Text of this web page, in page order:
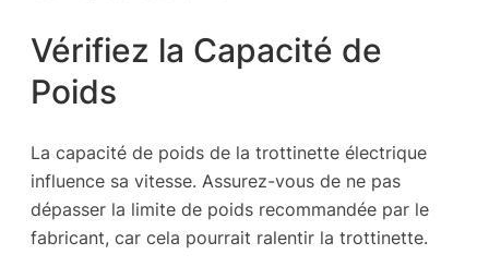
Vérifiez la Capacité de
Poids
La capacité de poids de la trottinette électrique
influence sa vitesse. Assurez-vous de ne pas
dépasser la limite de poids recommandée par le
fabricant, car cela pourrait ralentir la trottinette.